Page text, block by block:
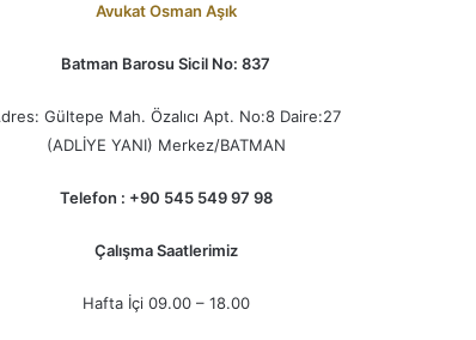
Avukat Osman Aşık
Batman Barosu Sicil No: 837
Gültepe Mah. Özalıcı Apt. No:8 Daire:27
(ADLİYE YANI) Merkez/BATMAN
Telefon : +90 545 549 97 98
Çalışma Saatlerimiz
Hafta İçi 09.00 – 18.00